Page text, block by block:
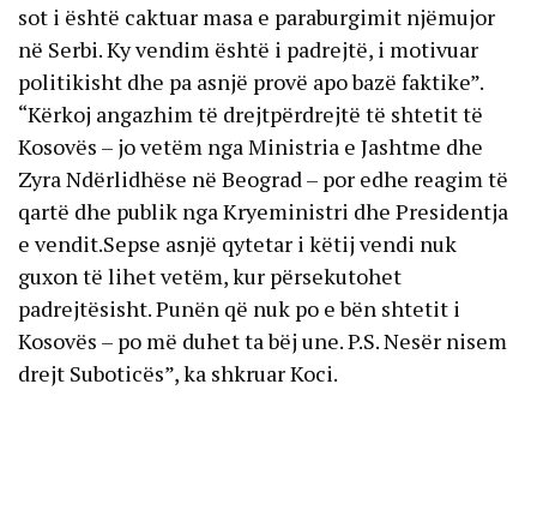
sot i është caktuar masa e paraburgimit njëmujor
në Serbi. Ky vendim është i padrejtë, i motivuar
politikisht dhe pa asnjë provë apo bazë faktike”.
“Kërkoj angazhim të drejtpërdrejtë të shtetit të
Kosovës – jo vetëm nga Ministria e Jashtme dhe
Zyra Ndërlidhëse në Beograd – por edhe reagim të
qartë dhe publik nga Kryeministri dhe Presidentja
e vendit.Sepse asnjë qytetar i këtij vendi nuk
guxon të lihet vetëm, kur përsekutohet
padrejtësisht. Punën që nuk po e bën shtetit i
Kosovës – po më duhet ta bëj une. P.S. Nesër nisem
drejt Suboticës”, ka shkruar Koci.